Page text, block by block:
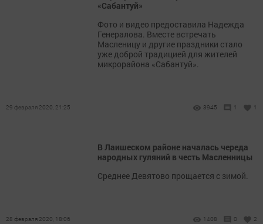
«Сабантуй»
Фото и видео предоставила Надежда
Генералова. Вместе встречать
Масленицу и другие праздники стало
уже доброй традицией для жителей
микрорайона «Сабантуй».
29 февраля 2020, 21:25 3945 1 1
В Лаишеском районе началась череда
народных гуляний в честь Масленницы
Среднее Девятово прощается с зимой.
28 февраля 2020, 18:06 1408 0 2